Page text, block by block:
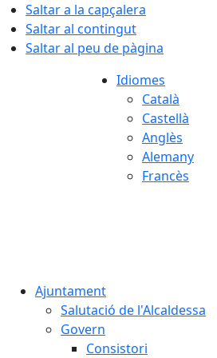
Saltar a la capçalera
Saltar al contingut
Saltar al peu de pàgina
Idiomes
Català
Castellà
Anglès
Alemany
Francès
Ajuntament
Salutació de l'Alcaldessa
Govern
Consistori